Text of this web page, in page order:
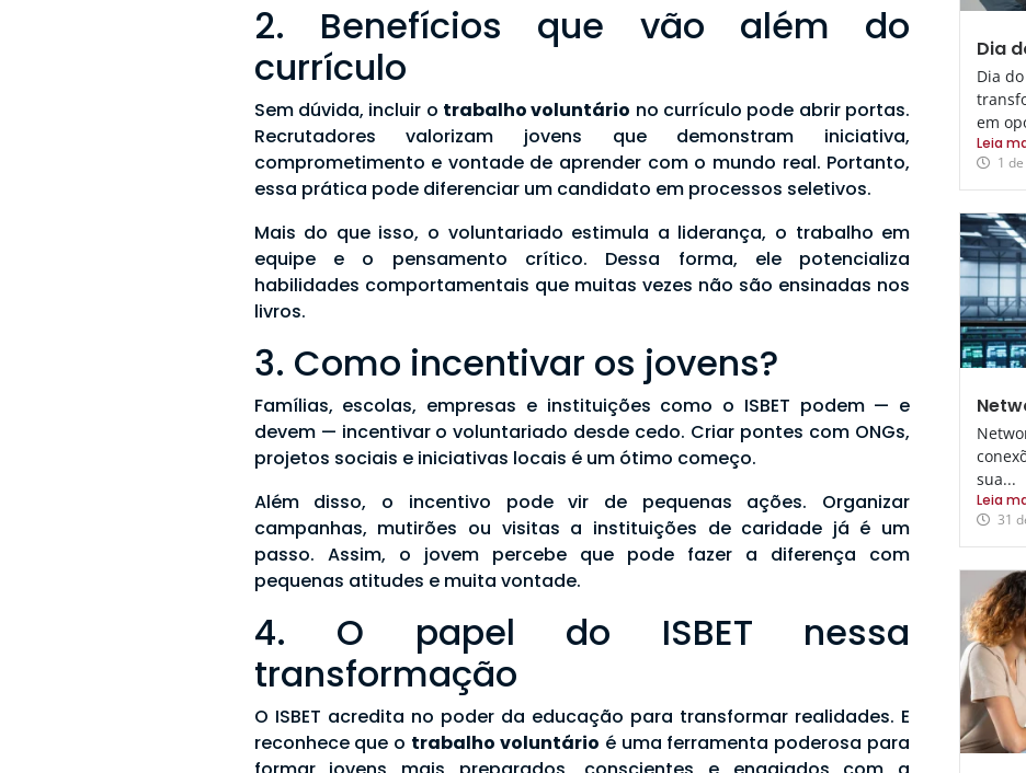
2. Benefícios que vão além do
currículo
Sem dúvida, incluir o trabalho voluntário no currículo pode abrir portas.
Recrutadores valorizam jovens que demonstram iniciativa,
comprometimento e vontade de aprender com o mundo real. Portanto,
essa prática pode diferenciar um candidato em processos seletivos.
Mais do que isso, o voluntariado estimula a liderança, o trabalho em
equipe e o pensamento crítico. Dessa forma, ele potencializa
habilidades comportamentais que muitas vezes não são ensinadas nos
livros.
3. Como incentivar os jovens?
Famílias, escolas, empresas e instituições como o ISBET podem — e
devem — incentivar o voluntariado desde cedo. Criar pontes com ONGs,
projetos sociais e iniciativas locais é um ótimo começo.
Além disso, o incentivo pode vir de pequenas ações. Organizar
campanhas, mutirões ou visitas a instituições de caridade já é um
passo. Assim, o jovem percebe que pode fazer a diferença com
pequenas atitudes e muita vontade.
4. O papel do ISBET nessa
transformação
O ISBET acredita no poder da educação para transformar realidades. E
reconhece que o trabalho voluntário é uma ferramenta poderosa para
Dia
Dia
em
Leia
1
sua...
Leia
31